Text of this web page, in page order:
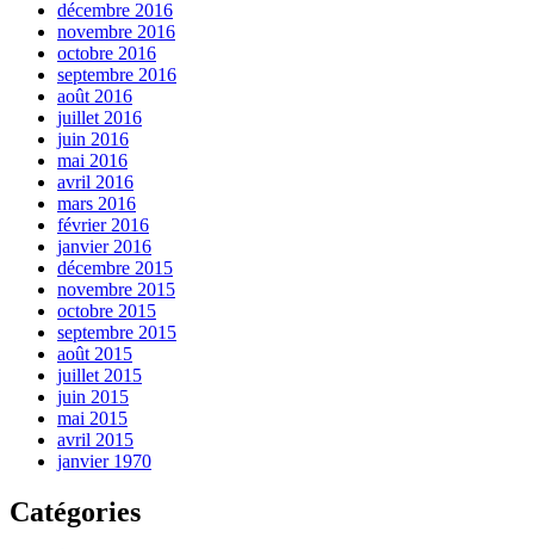
décembre 2016
novembre 2016
octobre 2016
septembre 2016
août 2016
juillet 2016
juin 2016
mai 2016
avril 2016
mars 2016
février 2016
janvier 2016
décembre 2015
novembre 2015
octobre 2015
septembre 2015
août 2015
juillet 2015
juin 2015
mai 2015
avril 2015
janvier 1970
Catégories